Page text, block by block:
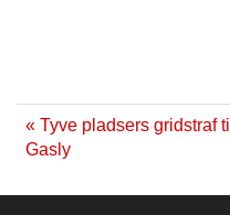
« Tyve pladsers gridstraf til
Gasly